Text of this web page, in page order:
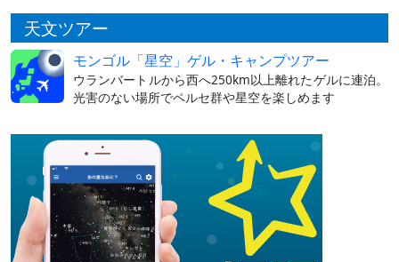
天文ツアー
モンゴル「星空」ゲル・キャンプツアー
ウランバートルから西へ250km以上離れたゲルに連泊。
光害のない場所でペルセ群や星空を楽しめます